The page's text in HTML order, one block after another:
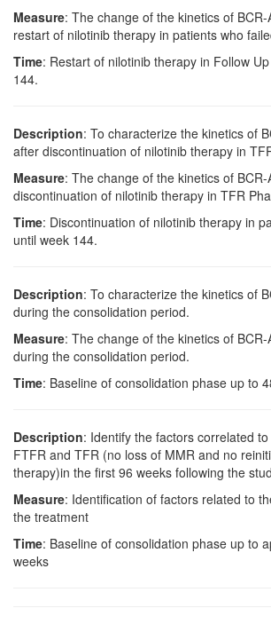
Measure: The change of the kinetics of
restart of nilotinib therapy in patients who
Time: Restart of nilotinib therapy in Follow
144.
Description: To characterize the kinetics of
after discontinuation of nilotinib therapy in
Measure: The change of the kinetics of
discontinuation of nilotinib therapy in TFR
Time: Discontinuation of nilotinib therapy in
until week 144.
Description: To characterize the kinetics of
during the consolidation period.
Measure: The change of the kinetics of
during the consolidation period.
Time: Baseline of consolidation phase up to
Description: Identify the factors correlated
FTFR and TFR (no loss of MMR and no
therapy)in the first 96 weeks following the
Measure: Identification of factors related to
the treatment
Time: Baseline of consolidation phase up to
weeks